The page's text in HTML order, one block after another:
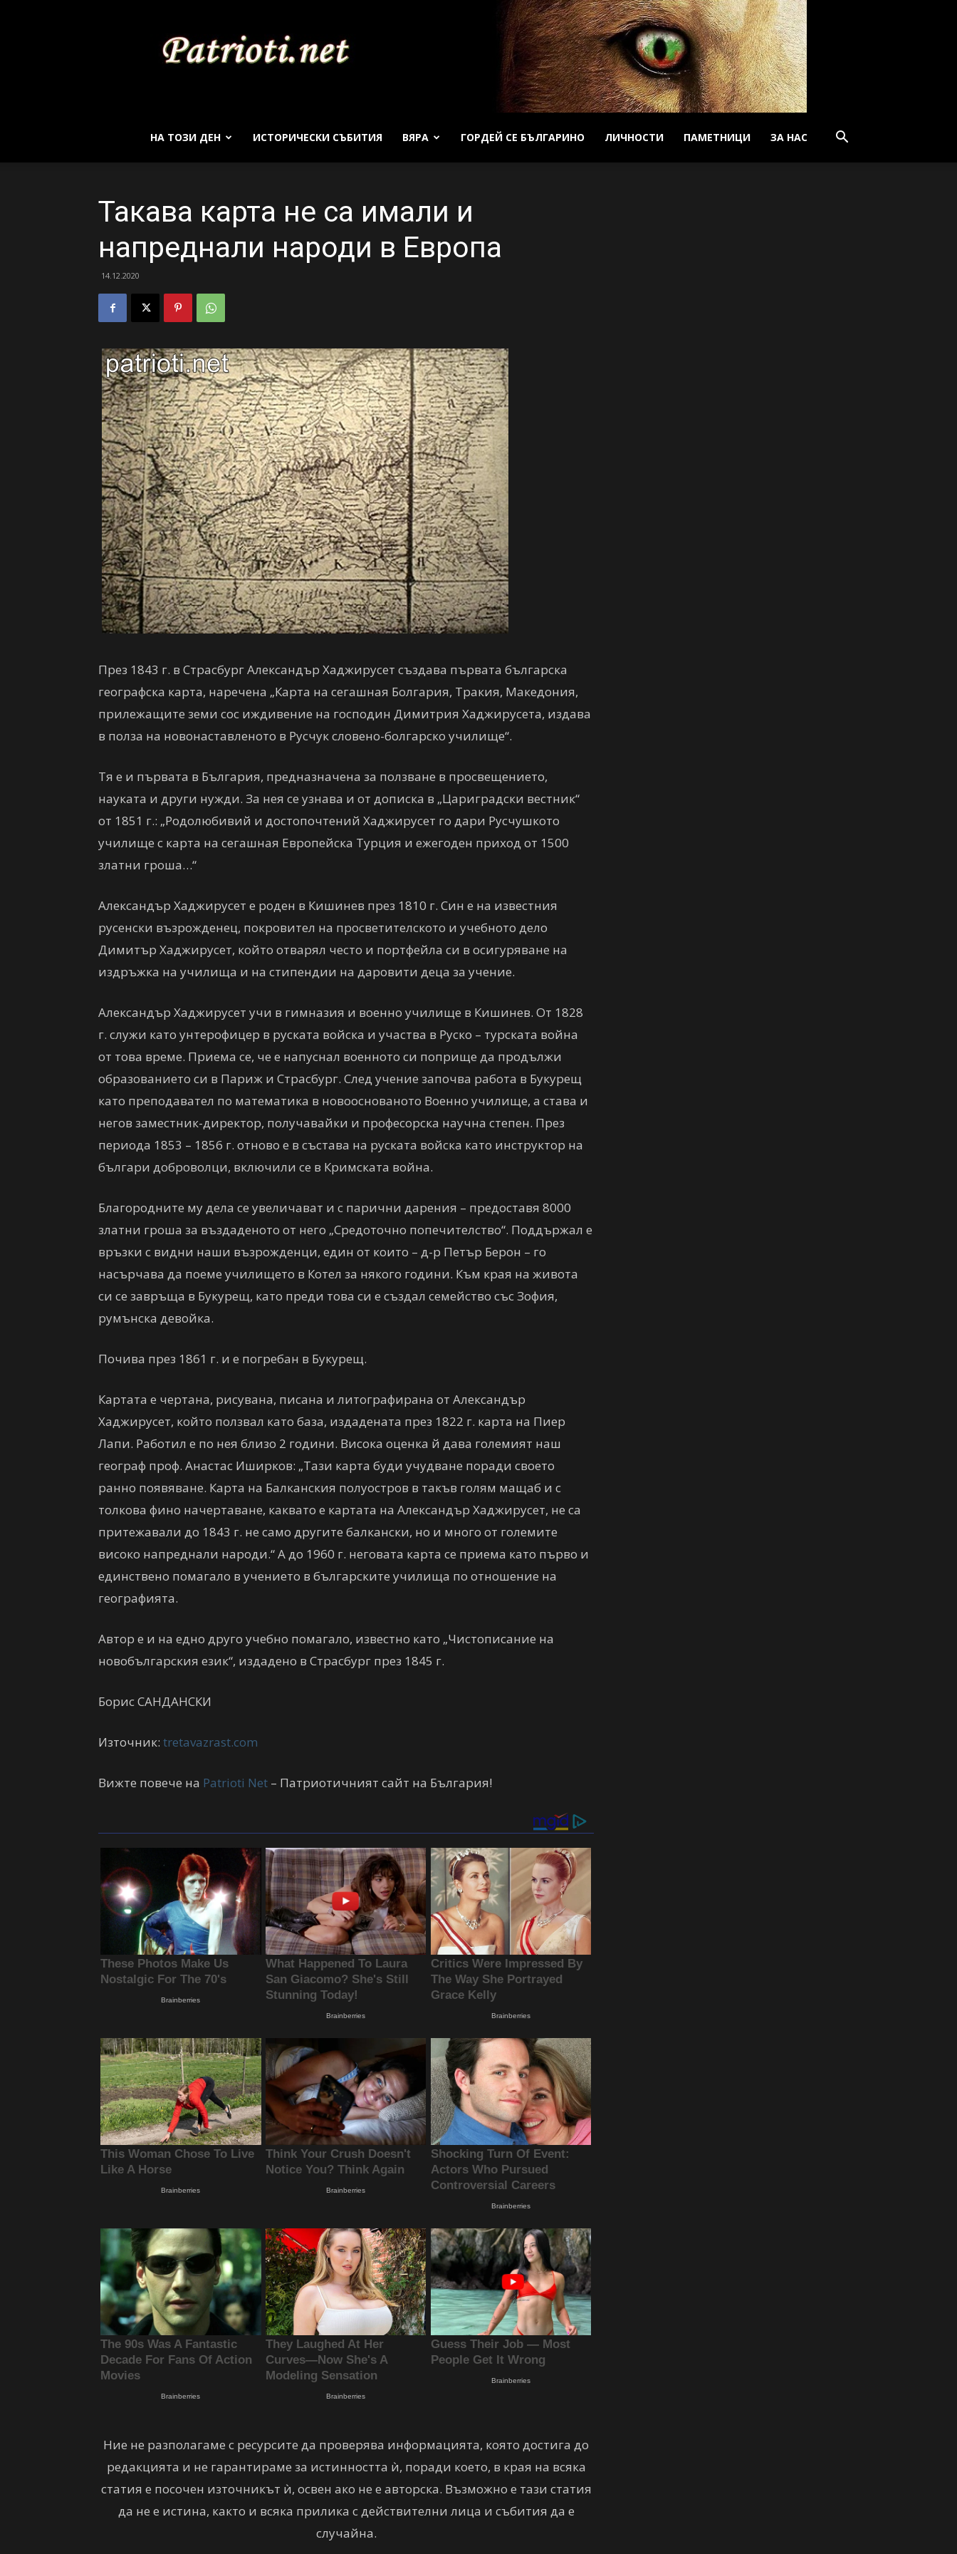
Net
НА ТОЗИ ДЕН ИСТОРИЧЕСКИ СЪБИТИЯ ВЯРА ГОРДЕЙ СЕ БЪЛГАРИНО ЛИЧНОСТИ ПАМЕТНИЦИ ЗА НАС
Такава карта не са имали и
напреднали народи в Европа
14.12.2020
През 1843 г. в Страсбург Александър Хаджирусет създава първата българска
географска карта, наречена „Карта на сегашная Болгария, Тракия, Македония,
прилежащите земи сос иждивение на господин Димитрия Хаджирусета, издава
в полза на новонаставленото в Русчук словено-болгарско училище“.
Тя е и първата в България, предназначена за ползване в просвещението,
науката и други нужди. За нея се узнава и от дописка в „Цариградски вестник“
от 1851 г.: „Родолюбивий и достопочтений Хаджирусет го дари Русчушкото
училище с карта на сегашная Европейска Турция и ежегоден приход от 1500
златни гроша…“
Александър Хаджирусет е роден в Кишинев през 1810 г. Син е на известния
русенски възрожденец, покровител на просветителското и учебното дело
Димитър Хаджирусет, който отварял често и портфейла си в осигуряване на
издръжка на училища и на стипендии на даровити деца за учение.
Александър Хаджирусет учи в гимназия и военно училище в Кишинев. От 1828
г. служи като унтерофицер в руската войска и участва в Руско – турската война
от това време. Приема се, че е напуснал военното си поприще да продължи
образованието си в Париж и Страсбург. След учение започва работа в Букурещ
като преподавател по математика в новооснованото Военно училище, а става и
негов заместник-директор, получавайки и професорска научна степен. През
периода 1853 – 1856 г. отново е в състава на руската войска като инструктор на
българи доброволци, включили се в Кримската война.
Благородните му дела се увеличават и с парични дарения – предоставя 8000
златни гроша за въздаденото от него „Средоточно попечителство“. Поддържал е
връзки с видни наши възрожденци, един от които – д-р Петър Берон – го
насърчава да поеме училището в Котел за някого години. Към края на живота
си се завръща в Букурещ, като преди това си е създал семейство със Зофия,
румънска девойка.
Почива през 1861 г. и е погребан в Букурещ.
Картата е чертана, рисувана, писана и литографирана от Александър
Хаджирусет, който ползвал като база, издадената през 1822 г. карта на Пиер
Лапи. Работил е по нея близо 2 години. Висока оценка й дава големият наш
географ проф. Анастас Иширков: „Тази карта буди учудване поради своето
ранно появяване. Карта на Балканския полуостров в такъв голям мащаб и с
толкова фино начертаване, каквато е картата на Александър Хаджирусет, не са
притежавали до 1843 г. не само другите балкански, но и много от големите
високо напреднали народи.“ А до 1960 г. неговата карта се приема като първо и
единствено помагало в учението в българските училища по отношение на
географията.
Автор е и на едно друго учебно помагало, известно като „Чистописание на
новобългарския език“, издадено в Страсбург през 1845 г.
Борис САНДАНСКИ
Източник: tretavazrast.com
Вижте повече на Patrioti Net – Патриотичният сайт на България!
Ние не разполагаме с ресурсите да проверява информацията, която достига до
редакцията и не гарантираме за истинността ѝ, поради което, в края на всяка
статия е посочен източникът ѝ, освен ако не е авторска. Възможно е тази статия
да не е истина, както и всяка прилика с действителни лица и събития да е
случайна.